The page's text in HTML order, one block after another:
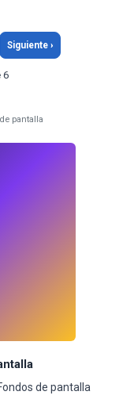
Siguiente ›
6
pantalla
de pantalla